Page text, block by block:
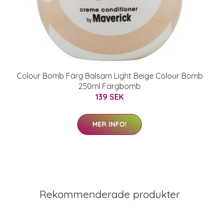
Colour Bomb Färg Balsam Light Beige Colour Bomb
250ml Färgbomb
139 SEK
MER INFO!
Rekommenderade produkter